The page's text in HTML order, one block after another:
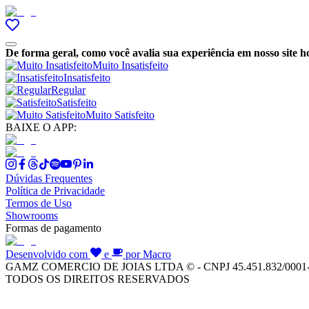
De forma geral, como você avalia sua experiência em nosso site
Muito Insatisfeito
Insatisfeito
Regular
Satisfeito
Muito Satisfeito
BAIXE O APP:
Dúvidas Frequentes
Política de Privacidade
Termos de Uso
Showrooms
Formas de pagamento
Desenvolvido com e
por Macro
GAMZ COMERCIO DE JOIAS LTDA © - CNPJ 45.451.832/
TODOS OS DIREITOS RESERVADOS